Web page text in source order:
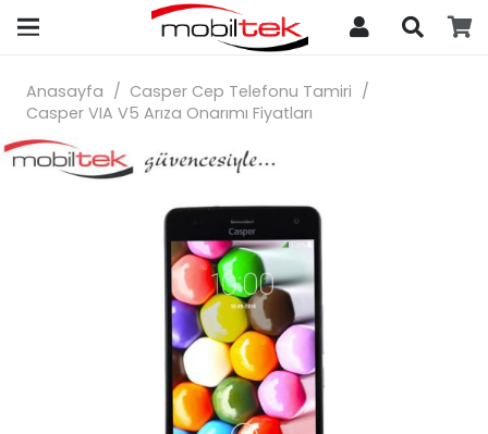
Anasayfa / Casper Cep Telefonu Tamiri /
Casper VIA V5 Arıza Onarımı Fiyatları